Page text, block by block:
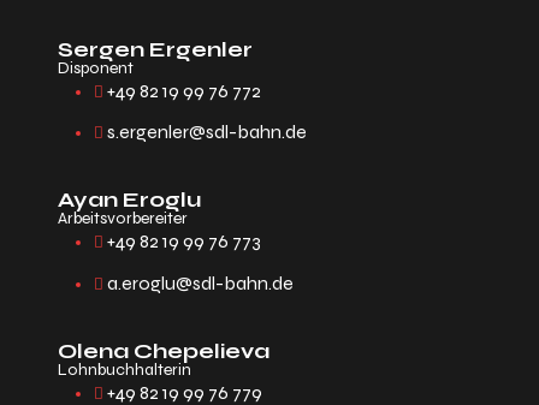
Sergen Ergenler
Disponent
+49 82 19 99 76 772
s.ergenler@sdl-bahn.de
Ayan Eroglu
Arbeitsvorbereiter
+49 82 19 99 76 773
a.eroglu@sdl-bahn.de
Olena Chepelieva
Lohnbuchhalterin
+49 82 19 99 76 779